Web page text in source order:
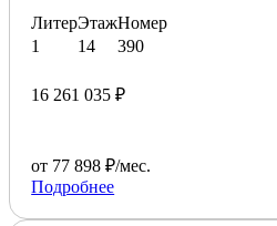
Литер
1
Этаж
14
Номер
390
16 261 035 ₽
от 77 898 ₽/мес.
Подробнее